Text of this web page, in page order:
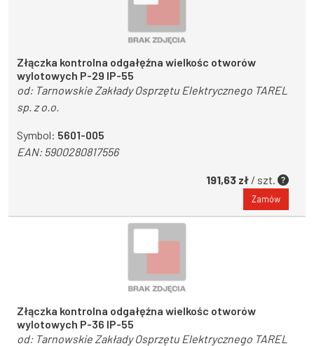
Złączka kontrolna odgałęźna wielkośc otworów
wylotowych P-29 IP-55
od: Tarnowskie Zakłady Osprzętu Elektrycznego TAREL
sp. z o.o.
Symbol: 5601-005
EAN:5900280817556
191,63 zł / szt.
Zamów
Złączka kontrolna odgałęźna wielkośc otworów
wylotowych P-36 IP-55
od: Tarnowskie Zakłady Osprzętu Elektrycznego TAREL